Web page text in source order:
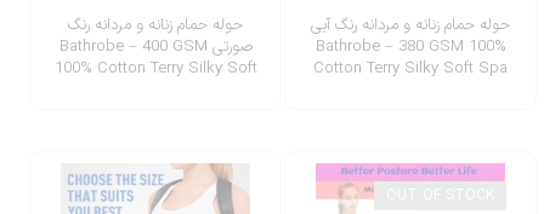
حوله حمام زنانه و مردانه رنگ آبی
Bathrobe – 380 GSM 100%
Cotton Terry Silky Soft Spa
حوله حمام زنانه و مردانه رنگ
صورتی Bathrobe – 400 GSM
100% Cotton Terry Silky Soft